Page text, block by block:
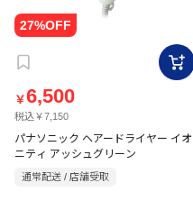
￥6,500
税込￥7,150
パナソニック ヘアードライヤー イオ
ニティ アッシュグリーン
通常配送 / 店舗受取